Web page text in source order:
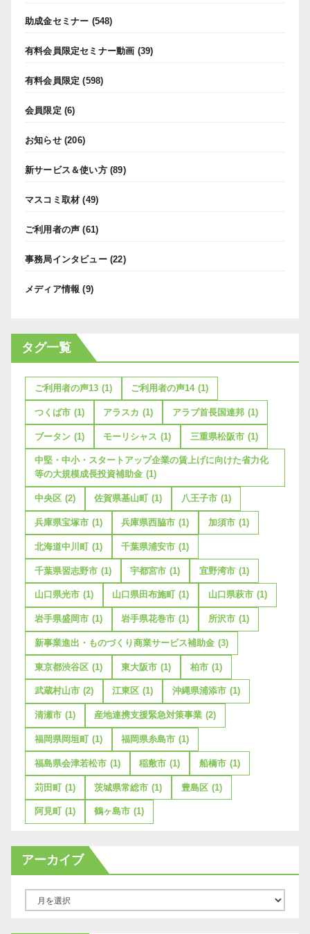
助成金セミナー (548)
有料会員限定セミナー動画 (39)
有料会員限定 (598)
会員限定 (6)
お知らせ(206)
新サービス＆使い方(89)
マスコミ取材 (49)
ご利用者の声 (61)
事務局インタビュー(22)
メディア情報 (9)
タグ一覧
ご利用者の声13 (1) ご利用者の声14 (1)
つくば市 (1) アラスカ (1) アラブ首長国連邦 (1)
ブータン (1) モーリシャス (1) 三重県松阪市 (1)
中堅・中小・スタートアップ企業の賃上げに向けた省力化
等の大規模成長投資補助金 (1)
中央区 (2) 佐賀県基山町 (1) 八王子市 (1)
兵庫県宝塚市 (1) 兵庫県西脇市 (1) 加須市 (1)
北海道中川町 (1) 千葉県浦安市 (1)
千葉県習志野市 (1) 宇都宮市 (1) 宜野湾市 (1)
山口県光市 (1) 山口県田布施町 (1) 山口県萩市 (1)
岩手県盛岡市 (1) 岩手県花巻市 (1) 所沢市 (1)
新事業進出・ものづくり商業サービス補助金 (3)
東京都渋谷区 (1) 東大阪市 (1) 柏市 (1)
武蔵村山市 (2) 江東区 (1) 沖縄県浦添市 (1)
清瀬市 (1) 産地連携支援緊急対策事業 (2)
福岡県岡垣町 (1) 福岡県糸島市 (1)
福島県会津若松市 (1) 稲敷市 (1) 船橋市 (1)
苅田町 (1) 茨城県常総市 (1) 豊島区 (1)
阿見町 (1) 鶴ヶ島市 (1)
アーカイブ